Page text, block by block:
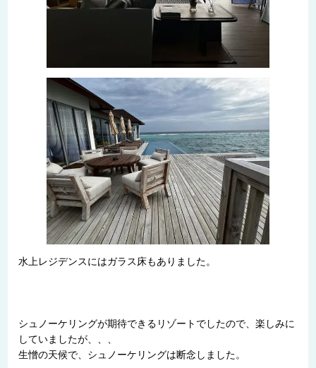
水上レジデンスにはガラス床もありました。
シュノーケリングが期待できるリゾートでしたので、楽しみに
していましたが、、、
生憎の天候で、シュノーケリングは断念しました。